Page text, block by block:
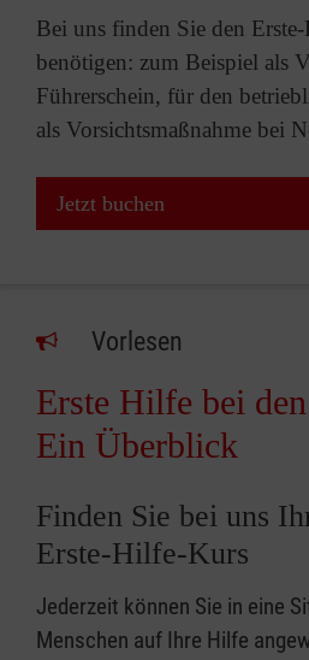
Bei uns finden Sie den
benötigen: zum Beispiel als
Führerschein, für den
als Vorsichtsmaßnahme bei
Jetzt buchen
Vorlesen
Erste Hilfe bei
Ein Überblick
Finden Sie bei uns
Erste-Hilfe-Kurs
Jederzeit können Sie in eine
Menschen auf Ihre Hilfe